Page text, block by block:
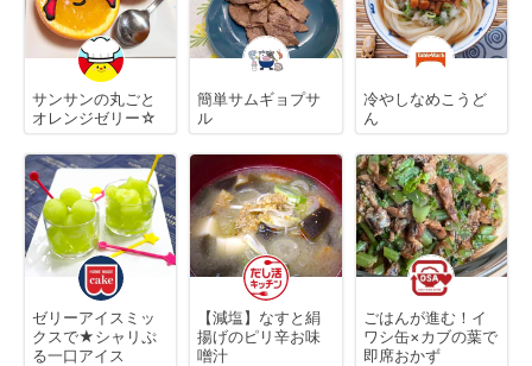
サンサンの丸ごと
オレンジゼリー☆
簡単サムギョプサ
ル
冷やしなめこうど
ん
ゼリーアイスミッ
クスで★シャリぷ
る一口アイス
【減塩】なすと絹
揚げのピリ辛お味
噌汁
ごはんが進む！イ
ワシ缶×カブの葉で
即席おかず